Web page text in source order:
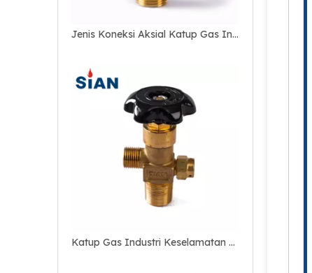
Jenis Koneksi Aksial Katup Gas Industri Co2 Terkompresi
Katup Gas Industri Keselamatan Co2 Tipe Koneksi Aksial